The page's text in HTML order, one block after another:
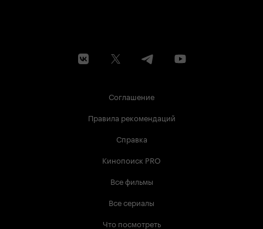
Соглашение
Правила рекомендаций
Справка
Кинопоиск PRO
Все фильмы
Все сериалы
Что посмотреть